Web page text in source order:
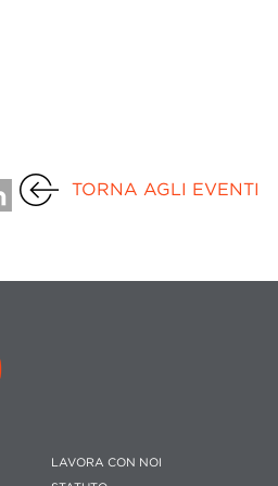
TORNA AGLI EVENTI
LAVORA CON NOI